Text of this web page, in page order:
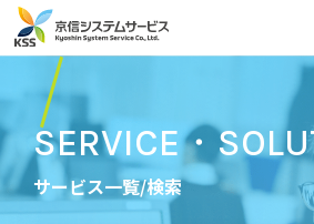
SERVICE・
サービス一覧/検索